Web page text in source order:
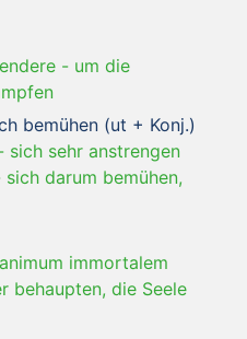
- um die
bemühen (ut + Konj.)
sich sehr anstrengen
sich darum bemühen,
immortalem
behaupten, die Seele